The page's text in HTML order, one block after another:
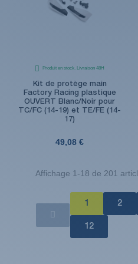
Produit en stock. Livraison 48H
Kit de protège main
Factory Racing plastique
OUVERT Blanc/Noir pour
TC/FC (14-19) et TE/FE (14-
17)
49,08 €
Affichage 1-18 de 201
1 2
12